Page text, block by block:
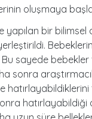
oluşmaya
yapılan bir
sayede bebekler
sonra
hatırlayabildiği